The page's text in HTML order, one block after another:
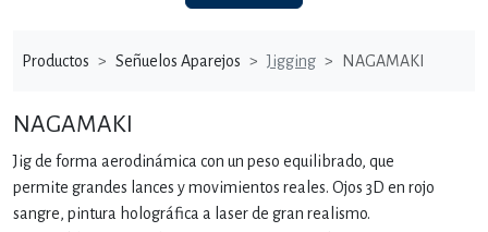
Productos Señuelos Aparejos Jigging NAGAMAKI
NAGAMAKI
Jig de forma aerodinámica con un peso equilibrado, que
permite grandes lances y movimientos reales. Ojos 3D en rojo
sangre, pintura holográfica a laser de gran realismo.